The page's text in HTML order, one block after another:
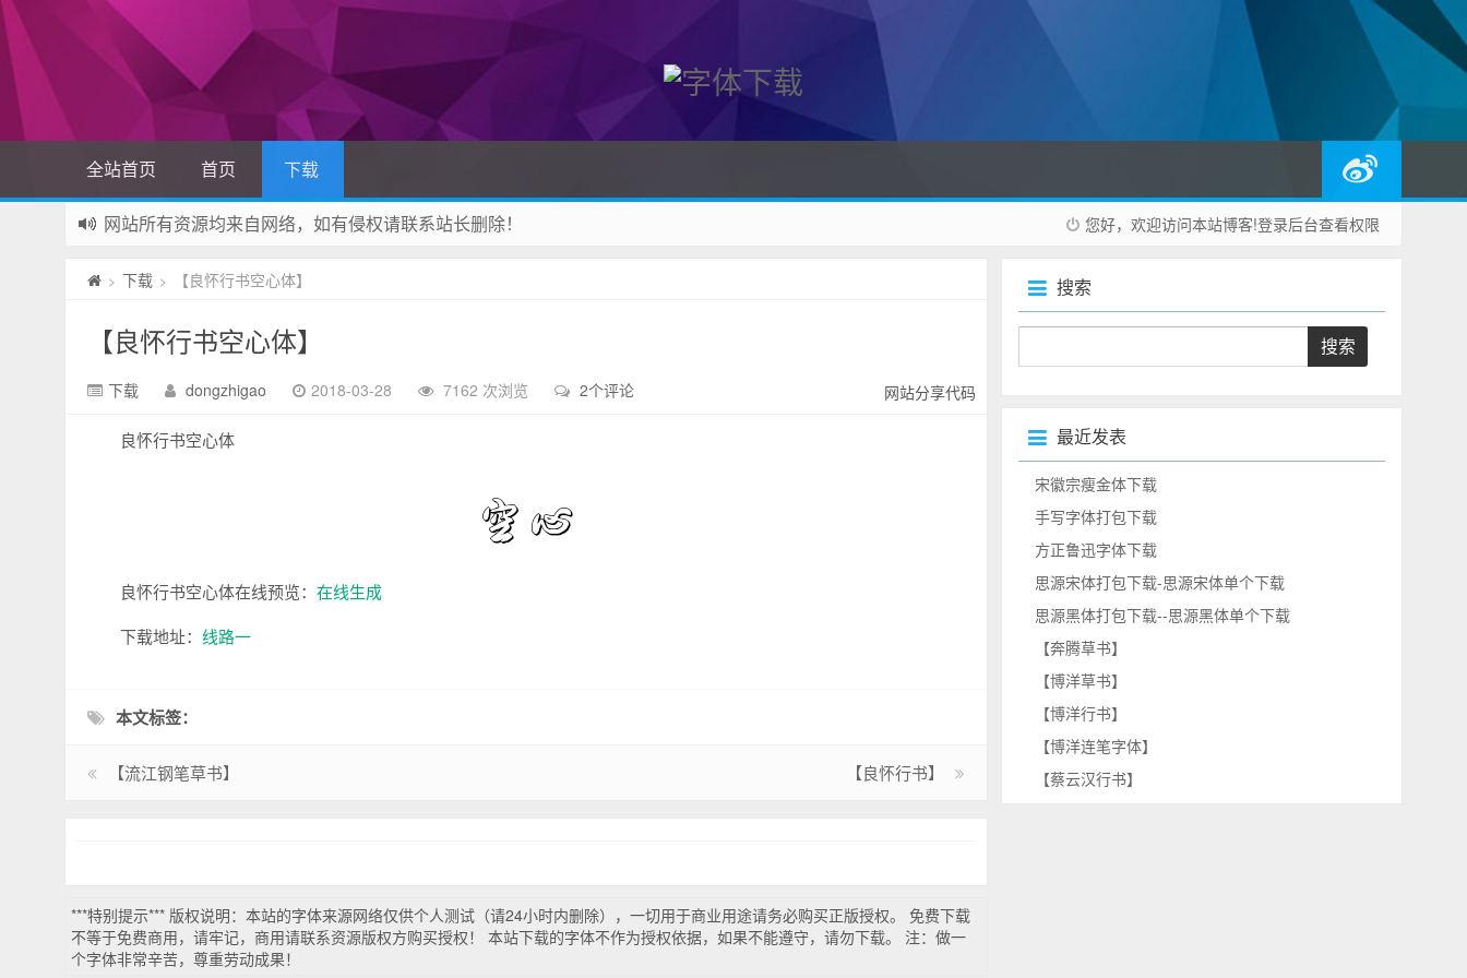
全站首页 首页 下载
您好，欢迎访问本站博客!登录后台查看权限
网站所有资源均来自网络，如有侵权请联系站长删除！
> 下载 > 【良怀行书空心体】
【良怀行书空心体】
下载 dongzhigao 2018-03-28 7162 次浏览 2个评论 网站分享代码
良怀行书空心体
良怀行书空心体在线预览： 在线生成
下载地址： 线路一
本文标签：
【流江钢笔草书】 【良怀行书】
***特别提示*** 版权说明：本站的字体来源网络仅供个人测试（请24小时内删除），一切用于商业用途请务必购买正版授权。 免费下载
不等于免费商用，请牢记，商用请联系资源版权方购买授权！ 本站下载的字体不作为授权依据，如果不能遵守，请勿下载。 注：做一
个字体非常辛苦，尊重劳动成果！
搜索
最近发表
宋徽宗瘦金体下载
手写字体打包下载
方正鲁迅字体下载
思源宋体打包下载-思源宋体单个下载
思源黑体打包下载--思源黑体单个下载
【奔腾草书】
【博洋草书】
【博洋行书】
【博洋连笔字体】
【蔡云汉行书】